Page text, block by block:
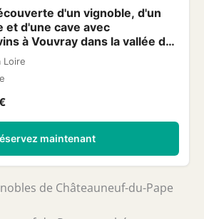
d'un vignoble, d'un
et d'une cave avec
à Vouvray dans la vallée de
Loire
maintenant
de Châteauneuf-du-Pape